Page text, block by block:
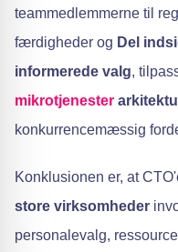
teammedlemmerne til
færdigheder og Del
informerede valg,
mikrotjenester
konkurrencemæssig
Konklusionen er, at
store virksomheder
personalevalg,